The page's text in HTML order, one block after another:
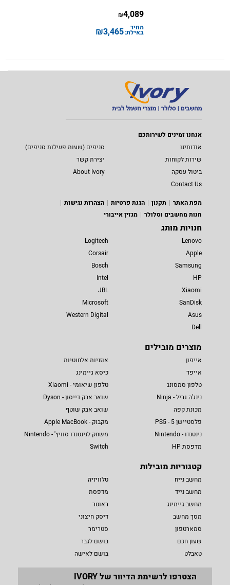
4,089
₪
מחיר
באילת:3,465
₪
אנחנו זמינים לשירותכם
אודותינו
סניפים (שעות פעילות סניפים)
שירות לקוחות
יצירת קשר
ביטול עסקה
About Ivory
Contact Us
מפת האתר
תקנון הגנת פרטיות
הצהרות נגישות
חנות מחשבים וסלולר
מגזין אייבורי
חנויות מותג
Lenovo
Apple
Samsung
HP
Xiaomi
SanDisk
Asus
Dell
Logitech
Corsair
Bosch
Intel
JBL
Microsoft
Western Digital
מוצרים מובילים
אייפון
אייפד
טלפון סמסונג
נינג'ה גריל - Ninja
מכונת קפה
פלסטיישן 5 - PS5
נינטנדו - Nintendo
מדפסת HP
אוזניות אלחוטיות
כיסא גיימינג
טלפון שיאומי - Xiaomi
שואב אבק דייסון - Dyson
שואב אבק שוטף
מקבוק - Apple MacBook
משחק לנינטנדו סוויץ' - Nintendo
Switch
קטגוריות מובילות
מחשב נייח
מחשב נייד
מחשב גיימינג
מסך מחשב
סמארטפון
שעון חכם
טאבלט
טלוויזיה
מדפסת
ראוטר
דיסק חיצוני
סטרימר
בושם לגבר
בושם לאישה
הצטרפו לרשימת הדיוור של IVORY